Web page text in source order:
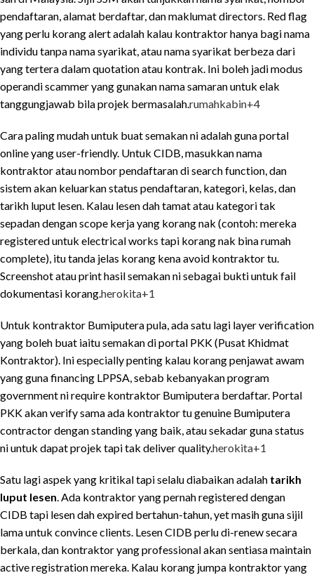
pendaftaran, alamat berdaftar, dan maklumat directors. Red flag
yang perlu korang alert adalah kalau kontraktor hanya bagi nama
individu tanpa nama syarikat, atau nama syarikat berbeza dari
yang tertera dalam quotation atau kontrak. Ini boleh jadi modus
operandi scammer yang gunakan nama samaran untuk elak
tanggungjawab bila projek bermasalah.rumahkabin+4
Cara paling mudah untuk buat semakan ni adalah guna portal
online yang user-friendly. Untuk CIDB, masukkan nama
kontraktor atau nombor pendaftaran di search function, dan
sistem akan keluarkan status pendaftaran, kategori, kelas, dan
tarikh luput lesen. Kalau lesen dah tamat atau kategori tak
sepadan dengan scope kerja yang korang nak (contoh: mereka
registered untuk electrical works tapi korang nak bina rumah
complete), itu tanda jelas korang kena avoid kontraktor tu.
Screenshot atau print hasil semakan ni sebagai bukti untuk fail
dokumentasi korang.herokita+1
Untuk kontraktor Bumiputera pula, ada satu lagi layer verification
yang boleh buat iaitu semakan di portal PKK (Pusat Khidmat
Kontraktor). Ini especially penting kalau korang penjawat awam
yang guna financing LPPSA, sebab kebanyakan program
government ni require kontraktor Bumiputera berdaftar. Portal
PKK akan verify sama ada kontraktor tu genuine Bumiputera
contractor dengan standing yang baik, atau sekadar guna status
ni untuk dapat projek tapi tak deliver quality.herokita+1
Satu lagi aspek yang kritikal tapi selalu diabaikan adalah tarikh
luput lesen . Ada kontraktor yang pernah registered dengan
CIDB tapi lesen dah expired bertahun-tahun, yet masih guna sijil
lama untuk convince clients. Lesen CIDB perlu di-renew secara
berkala, dan kontraktor yang professional akan sentiasa maintain
active registration mereka. Kalau korang jumpa kontraktor yang